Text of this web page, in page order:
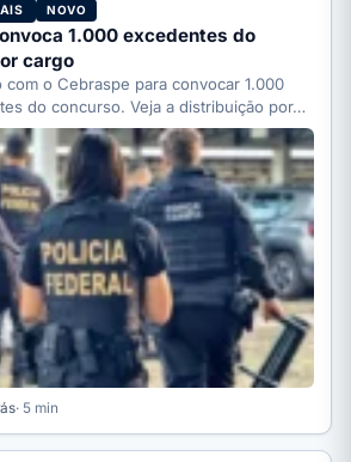
NOVO
1.000 excedentes do
cargo
com o Cebraspe para convocar 1.000
do concurso. Veja a distribuição por…
· 5 min